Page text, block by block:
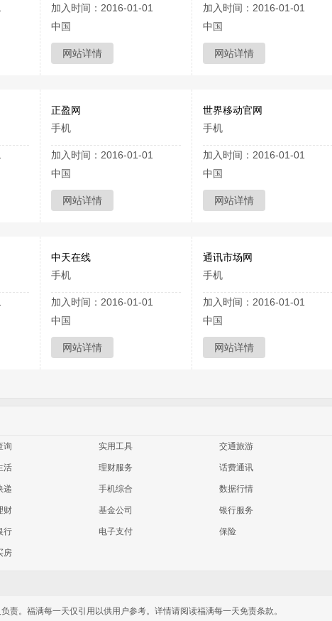
加入时间：2016-01-01
中国
网站详情
加入时间：2016-01-01
中国
网站详情
正盈网
手机
加入时间：2016-01-01
中国
网站详情
世界移动官网
手机
加入时间：2016-01-01
中国
网站详情
中天在线
手机
加入时间：2016-01-01
中国
网站详情
通讯市场网
手机
加入时间：2016-01-01
中国
网站详情
询 实用工具 交通旅游
活 理财服务 话费通讯
递 手机综合 数据行情
财 基金公司 银行服务
行 电子支付 保险
房
责。福满每一天仅引用以供用户参考。详情请阅读福满每一天免责条款。